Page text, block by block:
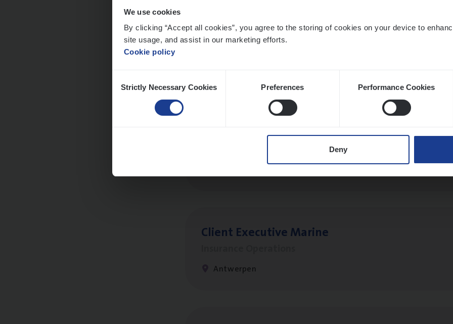
We use cookies
By clicking “Accept all cookies”, you agree to the storing of cookies on your device to
site usage, and assist in our marketing efforts.
Cookie policy
Selection
Strictly Necessary Cookies Preferences Performance Cookies
Deny
mans — Mechelen
Insurance Operations
Dos­sier­be­heer­der Pro­per­ty verzekeringen
Antwerpen en Hasselt
Client Exe­cu­ti­ve Marine
Antwerpen